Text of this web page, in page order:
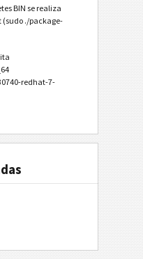
BIN se realiza
(sudo ./package-
redhat-7-